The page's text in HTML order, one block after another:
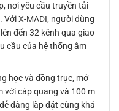
nơi yêu cầu truyền tải
X-MADI, người dùng
đến 32 kênh qua giao
cầu của hệ thống âm
học và đồng trục, mở
với cáp quang và 100 m
dàng lắp đặt cùng khả